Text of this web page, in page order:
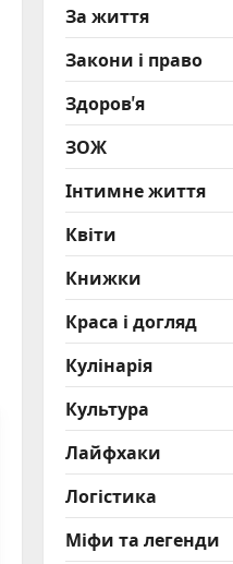
За життя
Закони і право
Здоров'я
ЗОЖ
Інтимне життя
Квіти
Книжки
Краса і догляд
Кулінарія
Культура
Лайфхаки
Логістика
Міфи та легенди